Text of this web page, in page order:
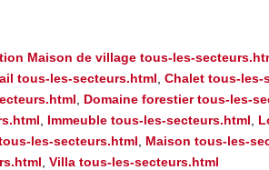
Maison de village tous-les-
tous-les-secteurs.html Chalet tous-les-
Domaine forestier tous-les-
Immeuble tous-les-secteurs.html
les-secteurs.html Maison tous-les-
Villa tous-les-secteurs.html